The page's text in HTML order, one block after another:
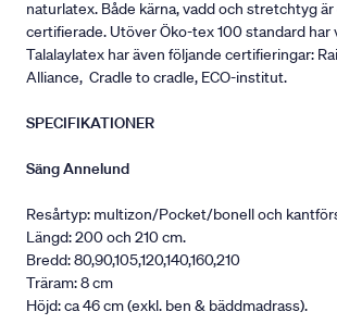
naturlatex. Både kärna, vadd och stretchtyg
certifierade. Utöver Öko-tex 100 standard har
Talalaylatex har även följande certifieringar:
Alliance, Cradle to cradle, ECO-institut.
SPECIFIKATIONER
Säng Annelund
Resårtyp: multizon/Pocket/bonell och
Längd: 200 och 210 cm.
Bredd: 80,90,105,120,140,160,210
Träram: 8 cm
Höjd: ca 46 cm (exkl. ben & bäddmadrass).